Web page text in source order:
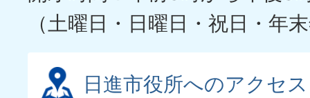
（土曜日・日曜日・祝日・年
日進市役所へのアクセス